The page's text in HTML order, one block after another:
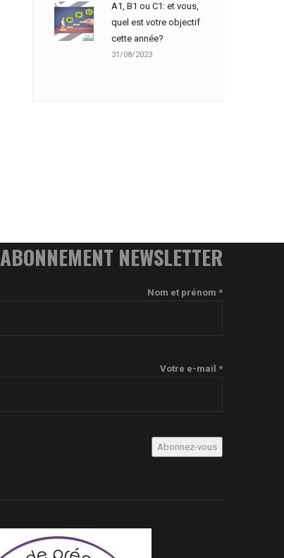
A1, B1 ou C1: et vous,
quel est votre objectif
cette année?
31/08/2023
ABONNEMENT NEWSLETTER
Nom et prénom *
Votre e-mail *